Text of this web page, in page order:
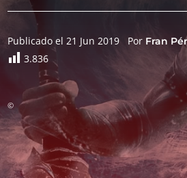
Publicado el 21 Jun 2019 Por Fran
3.836
©